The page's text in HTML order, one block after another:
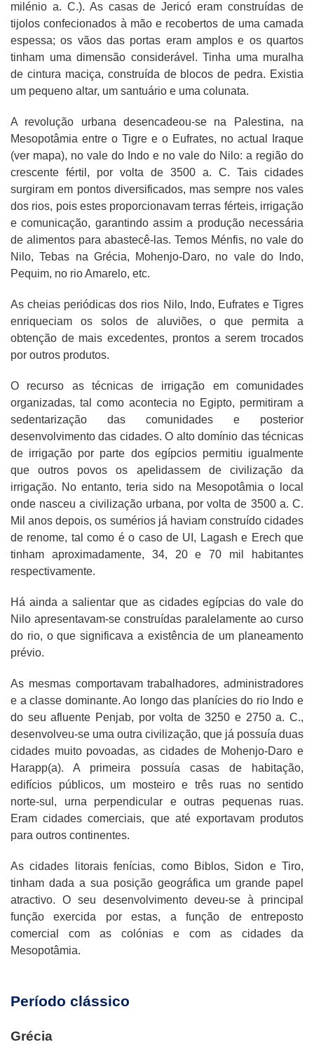
milénio a. C.). As casas de Jericó eram construídas de
tijolos confecionados à mão e recobertos de uma camada
espessa; os vãos das portas eram amplos e os quartos
tinham uma dimensão considerável. Tinha uma muralha
de cintura maciça, construída de blocos de pedra. Existia
um pequeno altar, um santuário e uma colunata.
A revolução urbana desencadeou-se na Palestina, na
Mesopotâmia entre o Tigre e o Eufrates, no actual Iraque
(ver mapa), no vale do Indo e no vale do Nilo: a região do
crescente fértil, por volta de 3500 a. C. Tais cidades
surgiram em pontos diversificados, mas sempre nos vales
dos rios, pois estes proporcionavam terras férteis, irrigação
e comunicação, garantindo assim a produção necessária
de alimentos para abastecê-las. Temos Ménfis, no vale do
Nilo, Tebas na Grécia, Mohenjo-Daro, no vale do Indo,
Pequim, no rio Amarelo, etc.
As cheias periódicas dos rios Nilo, Indo, Eufrates e Tigres
enriqueciam os solos de aluviões, o que permita a
obtenção de mais excedentes, prontos a serem trocados
por outros produtos.
O recurso as técnicas de irrigação em comunidades
organizadas, tal como acontecia no Egipto, permitiram a
sedentarização das comunidades e posterior
desenvolvimento das cidades. O alto domínio das técnicas
de irrigação por parte dos egípcios permitiu igualmente
que outros povos os apelidassem de civilização da
irrigação. No entanto, teria sido na Mesopotâmia o local
onde nasceu a civilização urbana, por volta de 3500 a. C.
Mil anos depois, os sumérios já haviam construído cidades
de renome, tal como é o caso de UI, Lagash e Erech que
tinham aproximadamente, 34, 20 e 70 mil habitantes
respectivamente.
Há ainda a salientar que as cidades egípcias do vale do
Nilo apresentavam-se construídas paralelamente ao curso
do rio, o que significava a existência de um planeamento
prévio.
As mesmas comportavam trabalhadores, administradores
e a classe dominante. Ao longo das planícies do rio Indo e
do seu afluente Penjab, por volta de 3250 e 2750 a. C.,
desenvolveu-se uma outra civilização, que já possuía duas
cidades muito povoadas, as cidades de Mohenjo-Daro e
Harapp(a). A primeira possuía casas de habitação,
edifícios públicos, um mosteiro e três ruas no sentido
norte-sul, urna perpendicular e outras pequenas ruas.
Eram cidades comerciais, que até exportavam produtos
para outros continentes.
As cidades litorais fenícias, como Biblos, Sidon e Tiro,
tinham dada a sua posição geográfica um grande papel
atractivo. O seu desenvolvimento deveu-se à principal
função exercida por estas, a função de entreposto
comercial com as colónias e com as cidades da
Mesopotâmia.
Período clássico
Grécia